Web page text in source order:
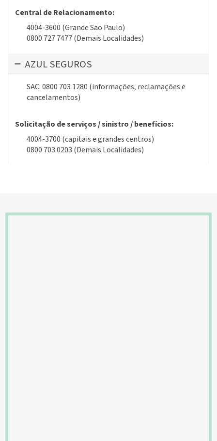
Central de Relacionamento:
4004-3600 (Grande São Paulo)
0800 727 7477 (Demais Localidades)
AZUL SEGUROS
SAC: 0800 703 1280 (informações, reclamações e
cancelamentos)
Solicitação de serviços / sinistro / benefícios:
4004-3700 (capitais e grandes centros)
0800 703 0203 (Demais Localidades)